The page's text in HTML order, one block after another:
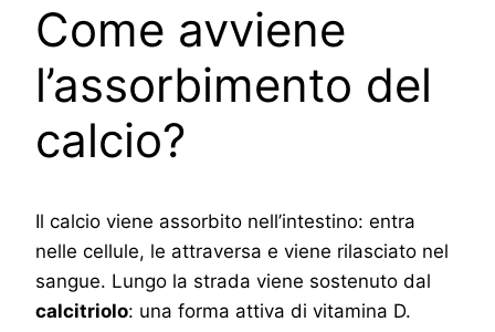
Come avviene
l’assorbimento del
calcio?
Il calcio viene assorbito nell’intestino: entra
nelle cellule, le attraversa e viene rilasciato nel
sangue. Lungo la strada viene sostenuto dal
calcitriolo: una forma attiva di vitamina D.